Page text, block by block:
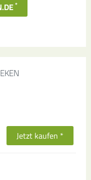
*
Jetzt kaufen *